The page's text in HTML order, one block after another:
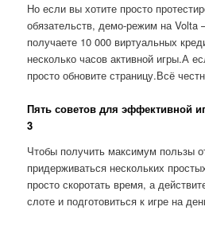
Но если вы хотите просто
обязательств, демо-режим на
получаете 10 000 виртуальных
несколько часов активной игры.А
просто обновите страницу.Всё
Пять советов для эффективной
3
Чтобы получить максимум пользы
придерживаться нескольких
просто скоротать время, а
слоте и подготовиться к игре на